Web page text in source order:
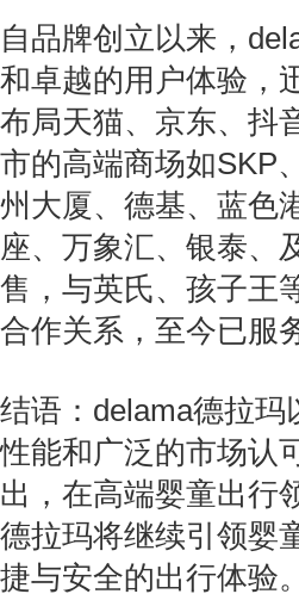
自品牌创立以来，
和卓越的用户体验，
布局天猫、京东、抖
市的高端商场如SKP
州大厦、德基、蓝色
座、万象汇、银泰、
售，与英氏、孩子王
合作关系，至今已服
结语：delama德拉
性能和广泛的市场认
出，在高端婴童出行
德拉玛将继续引领婴
捷与安全的出行体验。